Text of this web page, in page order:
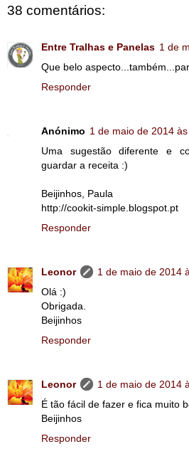
38 comentários:
Entre Tralhas e Panelas 1 de
Que belo
Responder
Anónimo 1 de maio de 2014 às
Uma sugestão diferente e
guardar a receita :)
Beijinhos, Paula
http://cookit-simple.blogspot.pt
Responder
Leonor
1 de maio de 2014
Olá :)
Obrigada.
Beijinhos
Responder
Leonor
1 de maio de 2014
É tão fácil de fazer e fica muito
Beijinhos
Responder